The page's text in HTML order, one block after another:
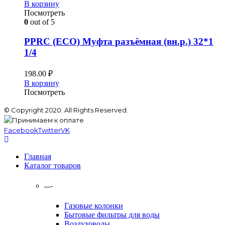
В корзину
Посмотреть
0 out of 5
PPRC (ECO) Муфта разъёмная (вн.р.) 32*1
1/4
198.00 ₽
В корзину
Посмотреть
© Copyright 2020. All Rights Reserved.
FacebookTwitterVK
Главная
Каталог товаров
—-
Газовые колонки
Бытовые фильтры для воды